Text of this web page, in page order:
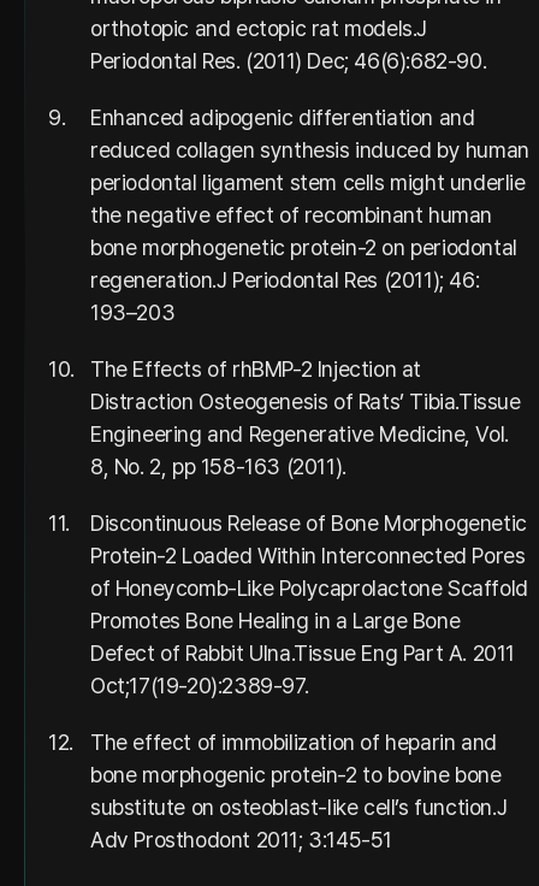
orthotopic and ectopic rat models.J
Periodontal Res. (2011) Dec; 46(6):682-90.
9.
Enhanced adipogenic differentiation and
reduced collagen synthesis induced by human
periodontal ligament stem cells might underlie
the negative effect of recombinant human
bone morphogenetic protein-2 on periodontal
regeneration.J Periodontal Res (2011); 46:
193–203
10.
The Effects of rhBMP-2 Injection at
Distraction Osteogenesis of Rats’ Tibia.Tissue
Engineering and Regenerative Medicine, Vol.
8, No. 2, pp 158-163 (2011).
11.
Discontinuous Release of Bone Morphogenetic
Protein-2 Loaded Within Interconnected Pores
of Honeycomb-Like Polycaprolactone Scaffold
Promotes Bone Healing in a Large Bone
Defect of Rabbit Ulna.Tissue Eng Part A. 2011
Oct;17(19-20):2389-97.
12.
The effect of immobilization of heparin and
bone morphogenic protein-2 to bovine bone
substitute on osteoblast-like cell’s function.J
Adv Prosthodont 2011; 3:145-51